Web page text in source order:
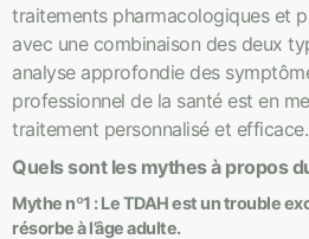
traitements pharmacologiques et
avec une combinaison des deux
analyse approfondie des
professionnel de la santé est en
traitement personnalisé et efficace.
Quels sont les mythes à propos
Mythe nº1 : Le TDAH est un trouble
résorbe à l’âge adulte.